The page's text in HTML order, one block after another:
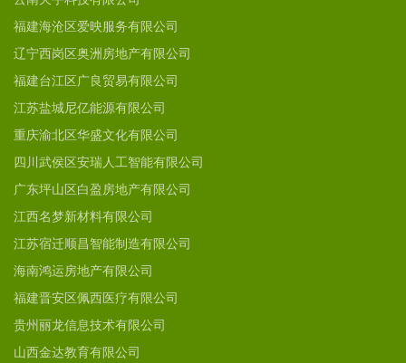
福建海沧区爱映服务有限公司
辽宁西岗区奥洲房地产有限公司
福建台江区广良贸易有限公司
江苏盐城尼亿能源有限公司
重庆渝北区华盛文化有限公司
四川武侯区安瑞人工智能有限公司
广东坪山区白盈房地产有限公司
江西名梦新材料有限公司
江苏宿迁顺昌智能制造有限公司
海南鸿运房地产有限公司
福建晋安区佩西医疗有限公司
贵州丽龙信息技术有限公司
山西金达教育有限公司